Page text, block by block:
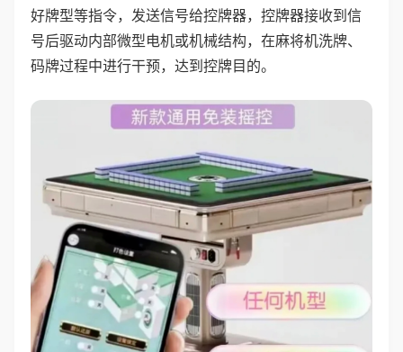
好牌型等指令，发送信号给控牌器，控牌器接收到信
号后驱动内部微型电机或机械结构，在麻将机洗牌、
码牌过程中进行干预，达到控牌目的。